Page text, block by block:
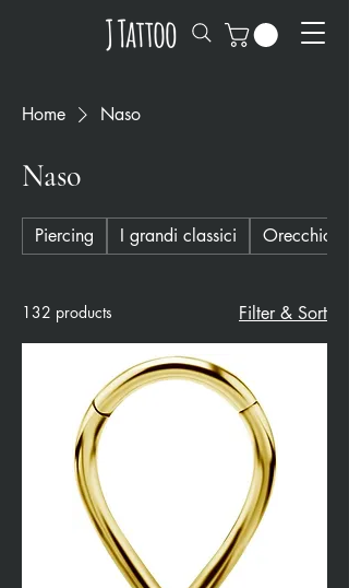
Home Naso
Naso
Piercing I grandi classici Orecchio
132 products Filter & Sort